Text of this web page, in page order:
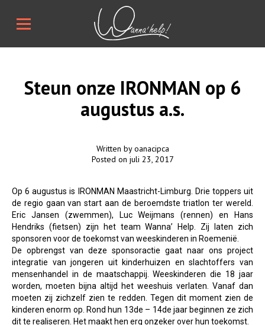
Steun onze IRONMAN op 6
augustus a.s.
Written by oanacipca
Posted on juli 23, 2017
Op 6 augustus is IRONMAN Maastricht-Limburg. Drie toppers uit
de regio gaan van start aan de beroemdste triatlon ter wereld.
Eric Jansen (zwemmen), Luc Weijmans (rennen) en Hans
Hendriks (fietsen) zijn het team Wanna’ Help. Zij laten zich
sponsoren voor de toekomst van weeskinderen in Roemenië.
De opbrengst van deze sponsoractie gaat naar ons project
integratie van jongeren uit kinderhuizen en slachtoffers van
mensenhandel in de maatschappij. Weeskinderen die 18 jaar
worden, moeten bijna altijd het weeshuis verlaten. Vanaf dan
moeten zij zichzelf zien te redden. Tegen dit moment zien de
kinderen enorm op. Rond hun 13de – 14de jaar beginnen ze zich
dit te realiseren. Het maakt hen erg onzeker over hun toekomst.